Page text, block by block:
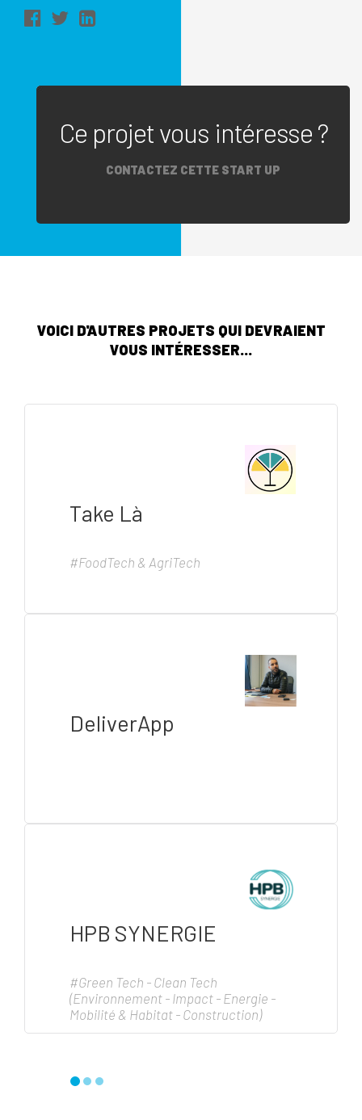
Ce projet vous intéresse ?
CONTACTEZ CETTE START UP
VOICI D'AUTRES PROJETS QUI DEVRAIENT
VOUS INTÉRESSER...
Take Là
#FoodTech & AgriTech
DeliverApp
HPB SYNERGIE
#Green Tech - Clean Tech
(Environnement - Impact - Energie -
Mobilité & Habitat - Construction)